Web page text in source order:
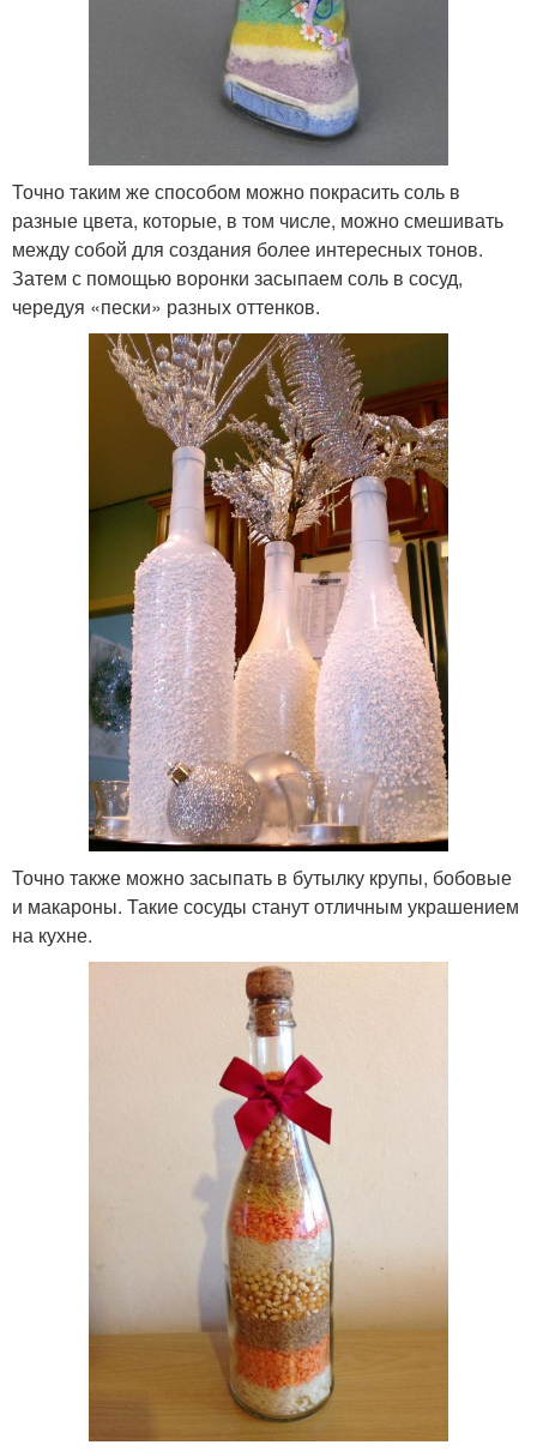
Точно таким же способом можно покрасить соль в
разные цвета, которые, в том числе, можно смешивать
между собой для создания более интересных тонов.
Затем с помощью воронки засыпаем соль в сосуд,
чередуя «пески» разных оттенков.
Точно также можно засыпать в бутылку крупы, бобовые
и макароны. Такие сосуды станут отличным украшением
на кухне.